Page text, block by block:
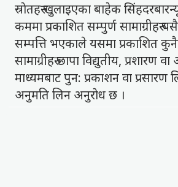
स्राेतहरु खुलाइएका बाहेक
कममा प्रकाशित सम्पुर्ण सामाग्रीहरु
सम्पत्ति भएकाले यसमा प्रकाशित
सामाग्रीहरु छापा विद्युतीय, प्रशारण
माध्यमबाट पुन: प्रकाशन वा प्रसारण
अनुमति लिन अनुराेध छ ।